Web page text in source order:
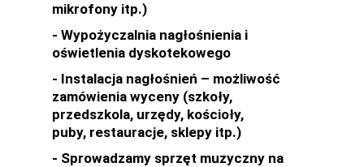
mikrofony itp.)
- Wypożyczalnia nagłośnienia i
oświetlenia dyskotekowego
- Instalacja nagłośnień – możliwość
zamówienia wyceny (szkoły,
przedszkola, urzędy, kościoły,
puby, restauracje, sklepy itp.)
- Sprowadzamy sprzęt muzyczny na